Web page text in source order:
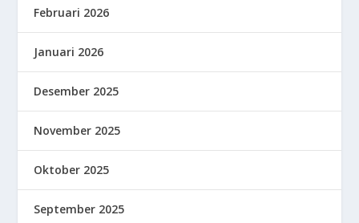
Februari 2026
Januari 2026
Desember 2025
November 2025
Oktober 2025
September 2025